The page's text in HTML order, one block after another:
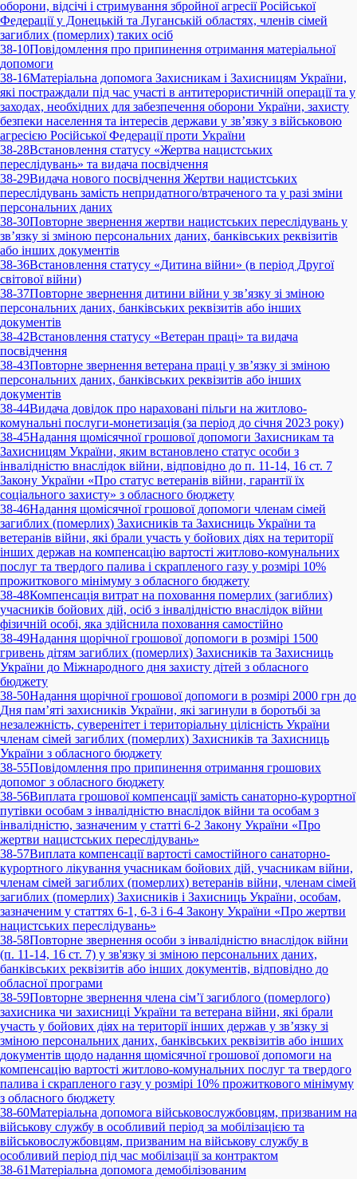
оборони, відсічі і стримування збройної агресії Російської
Федерації у Донецькій та Луганській областях, членів сімей
загиблих (померлих) таких осіб
38-10Повідомлення про припинення отримання матеріальної
допомоги
38-16Матеріальна допомога Захисникам і Захисницям України,
які постраждали під час участі в антитерористичній операції та у
заходах, необхідних для забезпечення оборони України, захисту
безпеки населення та інтересів держави у зв’язку з військовою
агресією Російської Федерації проти України
38-28Встановлення статусу «Жертва нацистських
переслідувань» та видача посвідчення
38-29Видача нового посвідчення Жертви нацистських
переслідувань замість непридатного/втраченого та у разі зміни
персональних даних
38-30Повторне звернення жертви нацистських переслідувань у
зв’язку зі зміною персональних даних, банківських реквізитів
або інших документів
38-36Встановлення статусу «Дитина війни» (в період Другої
світової війни)
38-37Повторне звернення дитини війни у зв’язку зі зміною
персональних даних, банківських реквізитів або інших
документів
38-42Встановлення статусу «Ветеран праці» та видача
посвідчення
38-43Повторне звернення ветерана праці у зв’язку зі зміною
персональних даних, банківських реквізитів або інших
документів
38-44Видача довідок про нараховані пільги на житлово-
комунальні послуги-монетизація (за період до січня 2023 року)
38-45Надання щомісячної грошової допомоги Захисникам та
Захисницям України, яким встановлено статус особи з
інвалідністю внаслідок війни, відповідно до п. 11-14, 16 ст. 7
Закону України «Про статус ветеранів війни, гарантії їх
соціального захисту» з обласного бюджету
38-46Надання щомісячної грошової допомоги членам сімей
загиблих (померлих) Захисників та Захисниць України та
ветеранів війни, які брали участь у бойових діях на території
інших держав на компенсацію вартості житлово-комунальних
послуг та твердого палива і скрапленого газу у розмірі 10%
прожиткового мінімуму з обласного бюджету
38-48Компенсація витрат на поховання померлих (загиблих)
учасників бойових дій, осіб з інвалідністю внаслідок війни
фізичній особі, яка здійснила поховання самостійно
38-49Надання щорічної грошової допомоги в розмірі 1500
гривень дітям загиблих (померлих) Захисників та Захисниць
України до Міжнародного дня захисту дітей з обласного
бюджету
38-50Надання щорічної грошової допомоги в розмірі 2000 грн до
Дня пам’яті захисників України, які загинули в боротьбі за
незалежність, суверенітет і територіальну цілісність України
членам сімей загиблих (померлих) Захисників та Захисниць
України з обласного бюджету
38-55Повідомлення про припинення отримання грошових
допомог з обласного бюджету
38-56Виплата грошової компенсації замість санаторно-курортної
путівки особам з інвалідністю внаслідок війни та особам з
інвалідністю, зазначеним у статті 6-2 Закону України «Про
жертви нацистських переслідувань»
38-57Виплата компенсації вартості самостійного санаторно-
курортного лікування учасникам бойових дій, учасникам війни,
членам сімей загиблих (померлих) ветеранів війни, членам сімей
загиблих (померлих) Захисників і Захисниць України, особам,
зазначеним у статтях 6-1, 6-3 і 6-4 Закону України «Про жертви
нацистських переслідувань»
38-58Повторне звернення особи з інвалідністю внаслідок війни
(п. 11-14, 16 ст. 7) у зв'язку зі зміною персональних даних,
банківських реквізитів або інших документів, відповідно до
обласної програми
38-59Повторне звернення члена сім’ї загиблого (померлого)
захисника чи захисниці України та ветерана війни, які брали
участь у бойових діях на території інших держав у зв’язку зі
зміною персональних даних, банківських реквізитів або інших
документів щодо надання щомісячної грошової допомоги на
компенсацію вартості житлово-комунальних послуг та твердого
палива і скрапленого газу у розмірі 10% прожиткового мінімуму
з обласного бюджету
38-60Матеріальна допомога військовослужбовцям, призваним на
військову службу в особливий період за мобілізацією та
військовослужбовцям, призваним на військову службу в
особливий період під час мобілізації за контрактом
38-61Матеріальна допомога демобілізованим